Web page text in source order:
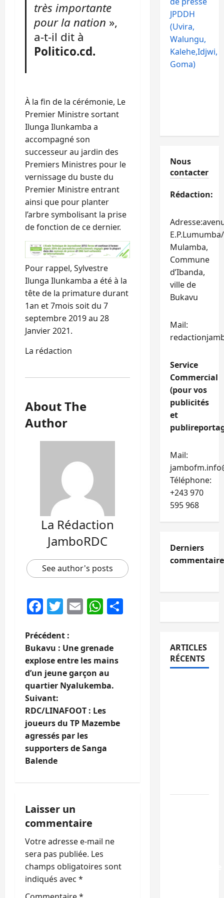
très importante
pour la nation »,
a-t-il dit à
Politico.cd.
À la fin de la cérémonie, Le
Premier Ministre sortant
Ilunga Ilunkamba a
accompagné son
successeur au jardin des
Premiers Ministres pour le
vernissage du buste du
Premier Ministre entrant
ainsi que pour planter
l’arbre symbolisant la prise
de fonction de ce dernier.
Pour rappel, Sylvestre
Ilunga Ilunkamba a été à la
tête de la primature durant
1an et 7mois soit du 7
septembre 2019 au 28
Janvier 2021.
La rédaction
About The
Author
La Rédaction
JamboRDC
See author's posts
Facebook
Twitter
EmailWhatsApp
N
a
v
i
g
a
t
o
n
d
’
a
Précédent :
Bukavu : Une grenade
explose entre les mains
d’un jeune garçon au
quartier Nyalukemba.
Suivant:
RDC/LINAFOOT : Les
joueurs du TP Mazembe
agressés par les
supporters de Sanga
Balende
Laisser un
commentaire
Votre adresse e-mail ne
sera pas publiée. Les
champs obligatoires sont
indiqués avec *
JPDDH
(Uvira,
Walungu,
Kalehe,Idjwi,
Goma)
Nous
contacter
Rédaction:
Mulamba,
Commune
d’Ibanda,
ville de
Bukavu
Mail:
Service
Commercial
(pour vos
publicités
et
Mail:
Téléphone:
+243 970
595 968
Derniers
ARTICLES
RÉCENTS